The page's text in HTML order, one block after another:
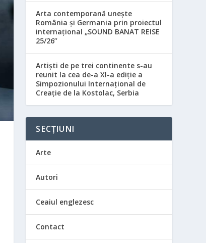
Arta contemporană unește
România și Germania prin proiectul
internațional „SOUND BANAT REISE
25/26”
Artiști de pe trei continente s-au
reunit la cea de-a XI-a ediție a
Simpozionului Internațional de
Creație de la Kostolac, Serbia
SECȚIUNI
Arte
Autori
Ceaiul englezesc
Contact